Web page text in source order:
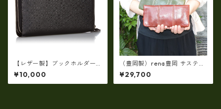
【レザー製】ブックホルダー
付マルチシステムウォレット
【ビジネス小物】ew-21545
¥10,000
（豊岡製）rena豊岡 サスティ
ナブルレザー・レッザボタニ
カ 牛革ラウンドファスナー長
財布 rt-030
¥29,700